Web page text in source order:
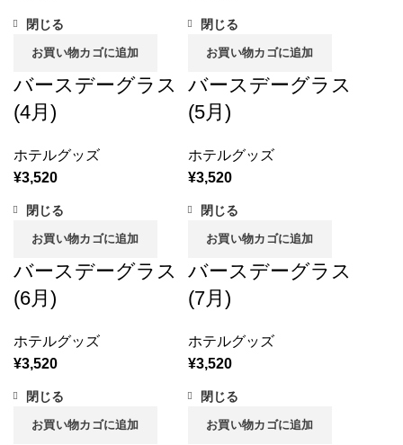
お買い物カゴに追加
閉じる
バースデーグラス
(4月)
ホテルグッズ
¥3,520
お買い物カゴに追加
閉じる
バースデーグラス
(5月)
ホテルグッズ
¥3,520
お買い物カゴに追加
閉じる
バースデーグラス
(6月)
ホテルグッズ
¥3,520
お買い物カゴに追加
閉じる
バースデーグラス
(7月)
ホテルグッズ
¥3,520
お買い物カゴに追加
閉じる
お買い物カゴに追加
閉じる